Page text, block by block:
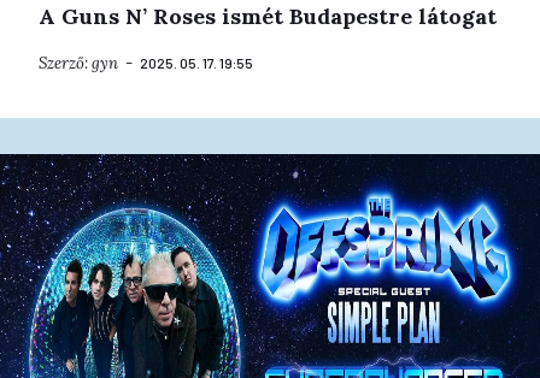
A Guns N’ Roses ismét Budapestre látogat
Szerző:gyn 2025. 05. 17. 19:55